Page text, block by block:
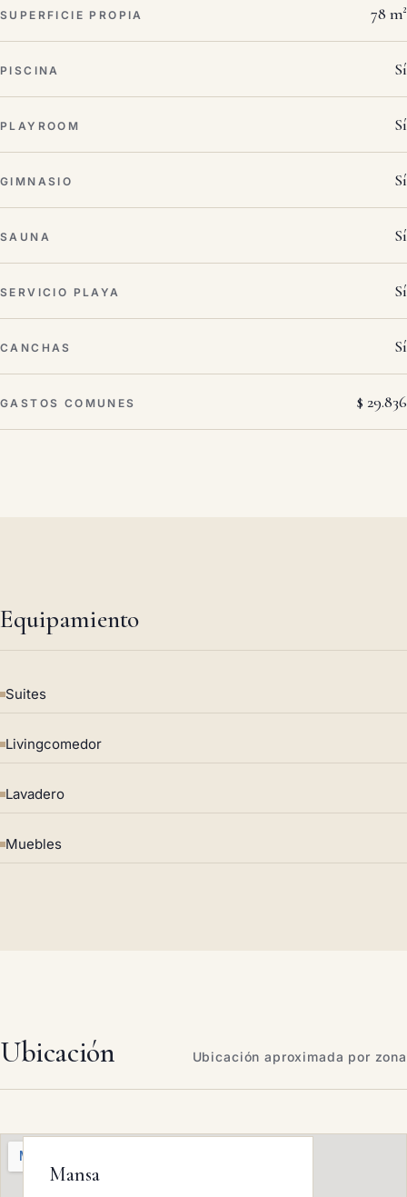
SUPERFICIE PROPIA 78 m²
PISCINA Sí
PLAYROOM Sí
GIMNASIO Sí
SAUNA Sí
SERVICIO PLAYA Sí
CANCHAS Sí
GASTOS COMUNES $ 29.836
Equipamiento
Suites
Livingcomedor
Lavadero
Muebles
Ubicación Ubicación aproximada por zona
Mansa